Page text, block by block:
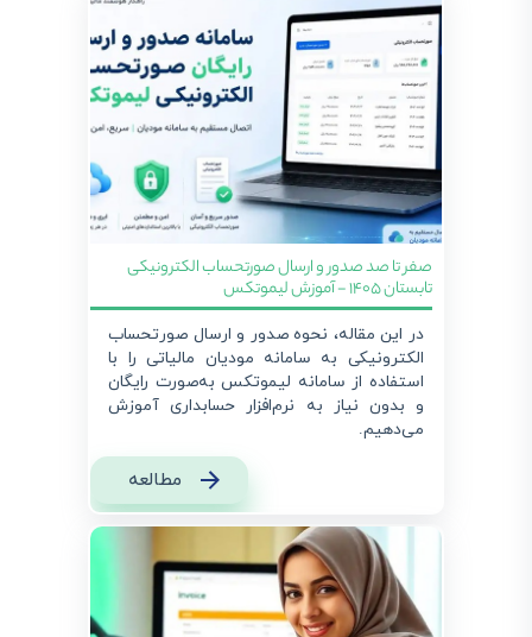
صفر تا صد صدور و ارسال صورتحساب الکترونیکی
تابستان 1405 - آموزش لیموتکس
در این مقاله، نحوه صدور و ارسال صورتحساب
الکترونیکی به سامانه مودیان مالیاتی را با
استفاده از سامانه لیموتکس به‌صورت رایگان
و بدون نیاز به نرم‌افزار حسابداری آموزش
می‌دهیم.
مطالعه